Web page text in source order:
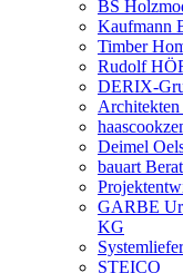
BS
Kaufmann
Timber
Rudolf
DERIX-
Deimel
bauart
GARBE
KG
STEICO